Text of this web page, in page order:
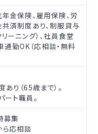
金保険、雇用保険、労
済制度あり、制服貸与
ーニング）、社員食堂
通勤OK（応相談・無料
り（65歳まで）。
ト職員。
募集
応相談